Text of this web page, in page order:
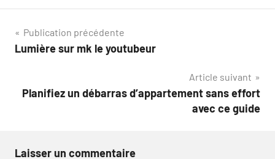
Navigation
de
Publication précédente
Lumière sur mk le youtubeur
Article suivant
Planifiez un débarras d’appartement sans effort
avec ce guide
Laisser un commentaire